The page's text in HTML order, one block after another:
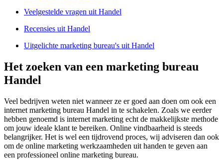
Veelgestelde vragen uit Handel
Recensies uit Handel
Uitgelichte marketing bureau's uit Handel
Het zoeken van een marketing bureau
Handel
Veel bedrijven weten niet wanneer ze er goed aan doen om ook een
internet marketing bureau Handel in te schakelen. Zoals we eerder
hebben genoemd is internet marketing echt de makkelijkste methode
om jouw ideale klant te bereiken. Online vindbaarheid is steeds
belangrijker. Het is wel een tijdrovend proces, wij adviseren dan ook
om de online marketing werkzaamheden uit handen te geven aan
een professioneel online marketing bureau.